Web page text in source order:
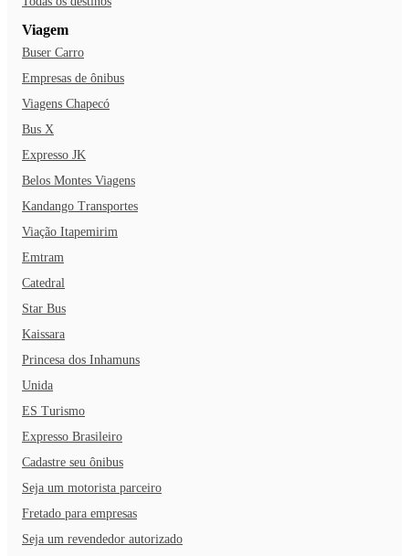
Viagem
Buser Carro
Empresas de ônibus
Viagens Chapecó
Bus X
Expresso JK
Belos Montes Viagens
Kandango Transportes
Viação Itapemirim
Emtram
Catedral
Star Bus
Kaissara
Princesa dos Inhamuns
Unida
ES Turismo
Expresso Brasileiro
Cadastre seu ônibus
Seja um motorista parceiro
Fretado para empresas
Seja um revendedor autorizado